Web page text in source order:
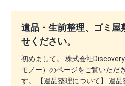
遺品・生前整理、ゴミ屋
せください。
初めまして。 株式会社
モノー）のページをご覧いただ
す。 【遺品整理について】 遺